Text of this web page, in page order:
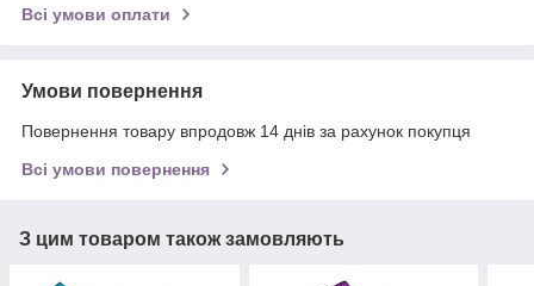
Всі умови оплати
Умови повернення
Повернення товару впродовж 14 днів за рахунок покупця
Всі умови повернення
З цим товаром також замовляють